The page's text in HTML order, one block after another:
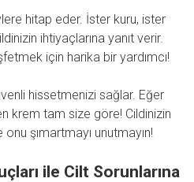
hitap eder. İster kuru, ister
ihtiyaçlarına yanıt verir.
için harika bir yardımcı!
hissetmenizi sağlar. Eğer
krem tam size göre! Cildinizin
şımartmayı unutmayın!
ile Cilt Sorunlarına